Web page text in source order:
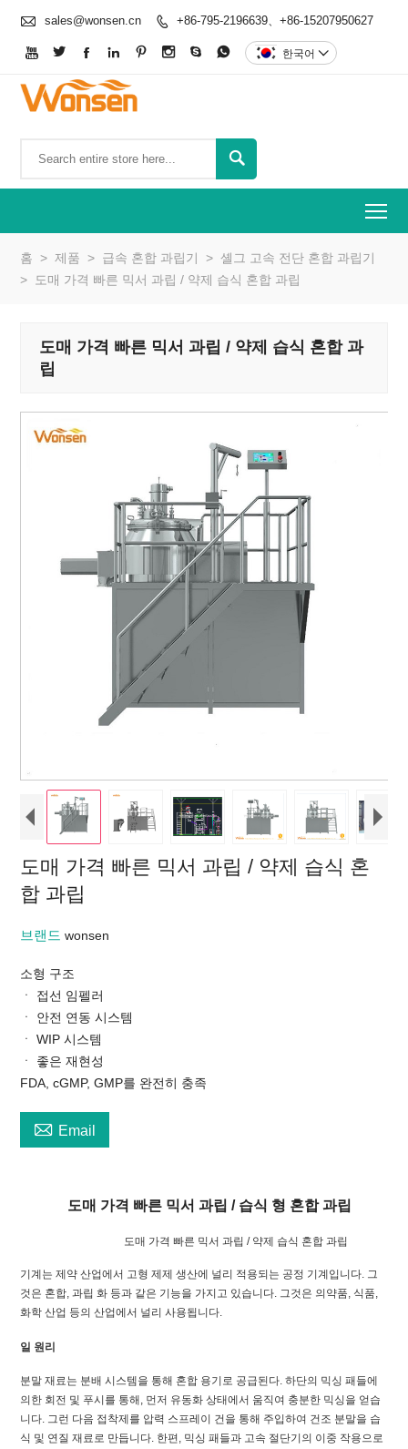
 sales@wonsen.cn  +86-795-2196639、+86-15207950627
        한국어 

홈 > 제품 > 급속 혼합 과립기 > 셸그 고속 전단 혼합 과립기
>
도매 가격 빠른 믹서 과립 / 약제 습식 혼합 과립
도매 가격 빠른 믹서 과립 / 약제 습식 혼합 과
립
도매 가격 빠른 믹서 과립 / 약제 습식 혼
합 과립
브랜드wonsen
소형 구조
ㆍ 접선 임펠러
ㆍ 안전 연동 시스템
ㆍ WIP 시스템
ㆍ 좋은 재현성
FDA, cGMP, GMP를 완전히 충족
 Email
도매 가격 빠른 믹서 과립 / 습식 형 혼합 과립
도매 가격 빠른 믹서 과립 / 약제 습식 혼합 과립
기계는 제약 산업에서 고형 제제 생산에 널리 적용되는 공정 기계입니다. 그
것은 혼합, 과립 화 등과 같은 기능을 가지고 있습니다. 그것은 의약품, 식품,
화학 산업 등의 산업에서 널리 사용됩니다.
일 원리
분말 재료는 분배 시스템을 통해 혼합 용기로 공급된다. 하단의 믹싱 패들에
의한 회전 및 푸시를 통해, 먼저 유동화 상태에서 움직여 충분한 믹싱을 얻습
니다. 그런 다음 접착제를 압력 스프레이 건을 통해 주입하여 건조 분말을 습
식 및 연질 재료로 만듭니다. 한편, 믹싱 패들과 고속 절단기의 이중 작용으로